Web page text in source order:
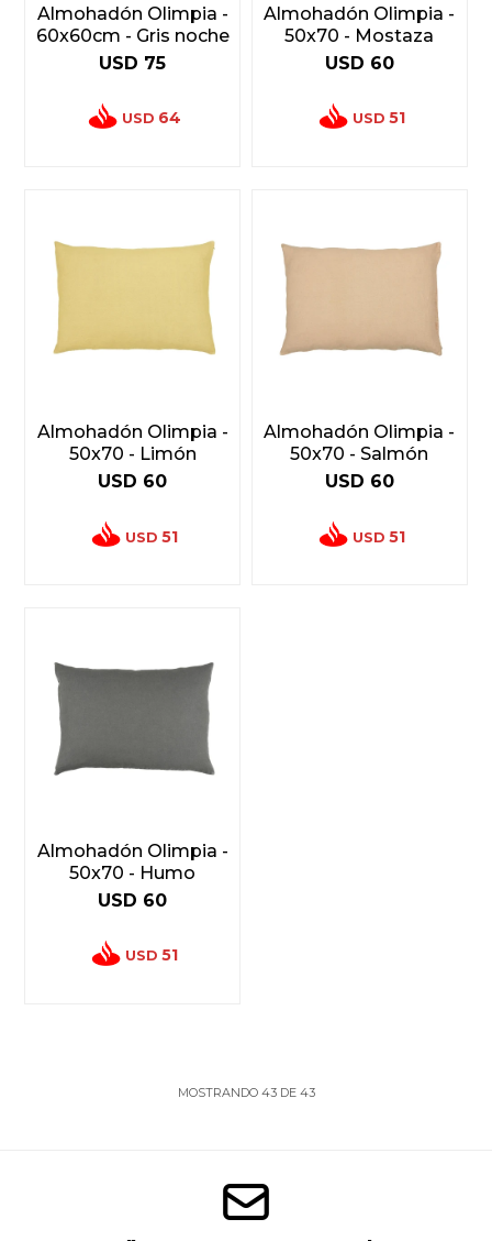
Almohadón Olimpia -
60x60cm - Gris noche
USD 75
USD 64
Almohadón Olimpia -
50x70 - Mostaza
USD 60
USD 51
Almohadón Olimpia -
50x70 - Limón
USD 60
USD 51
Almohadón Olimpia -
50x70 - Salmón
USD 60
USD 51
Almohadón Olimpia -
50x70 - Humo
USD 60
USD 51
MOSTRANDO 43DE 43